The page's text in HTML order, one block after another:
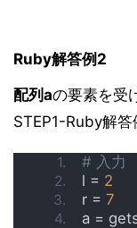
Ruby解答例2
配列aの要素を受
STEP1-Ruby解答
# 入力
l = 2
r = 7
a =